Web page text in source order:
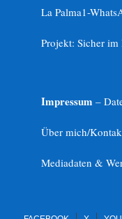
La Palma1-
Projekt: Sicher im
Impressum –
Über mich/
Mediadaten &